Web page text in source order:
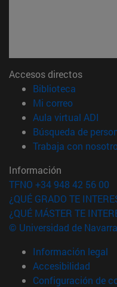
Accesos directos
Biblioteca
Mi correo(abre en
Aula virtual ADI
Búsqueda de
Trabaja con
Información
TFNO +34 948 42 56 00
¿QUÉ GRADO TE
¿QUÉ MÁSTER TE
© Universidad de Navarra
Información legal
Accesibilidad
Configuración de